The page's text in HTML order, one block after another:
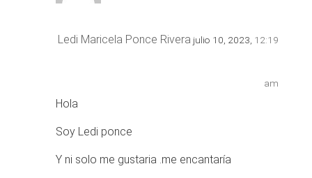
Ledi Maricela Ponce Rivera julio 10, 2023, 12:19
am
Hola
Soy Ledi ponce
Y ni solo me gustaria .me encantaría